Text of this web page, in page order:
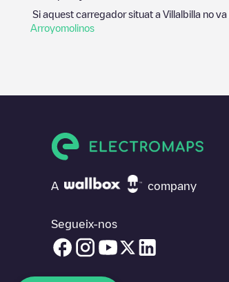
Si aquest carregador situat a Villalbilla no
Arroyomolinos
A company
Segueix-nos